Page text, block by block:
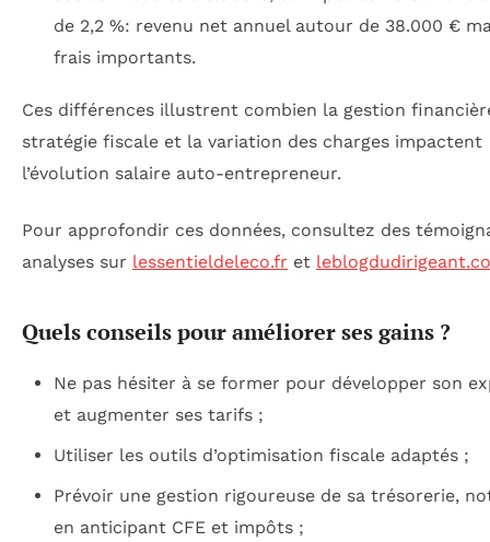
de 2,2 %: revenu net annuel autour de 38.000 €
frais importants.
Ces différences illustrent combien la gestion
stratégie fiscale et la variation des charges impactent
l’évolution salaire auto-entrepreneur.
Pour approfondir ces données, consultez des
analyses sur lessentieldeleco.fr et
Quels conseils pour améliorer ses gains ?
Ne pas hésiter à se former pour développer son
et augmenter ses tarifs ;
Utiliser les outils d’optimisation fiscale adaptés ;
Prévoir une gestion rigoureuse de sa trésorerie,
en anticipant CFE et impôts ;